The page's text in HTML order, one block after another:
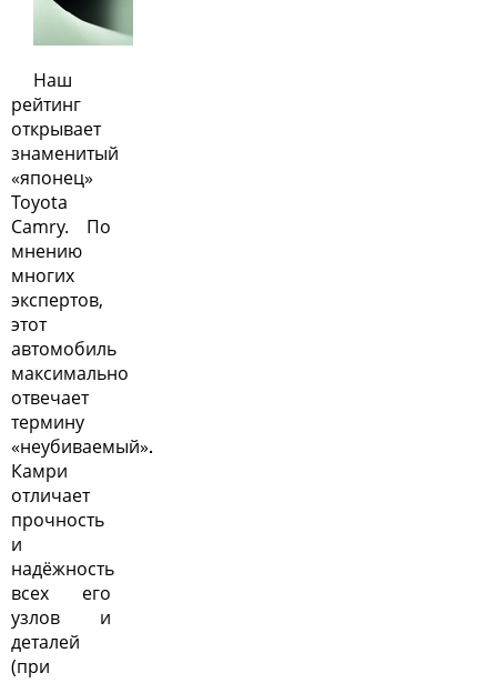
Наш
рейтинг
открывает
знаменитый
«японец»
Toyota
Camry. По
мнению
многих
экспертов,
этот
автомобиль
максимально
отвечает
термину
«неубиваемый».
Камри
отличает
прочность
и
надёжность
всех его
узлов и
деталей
(при